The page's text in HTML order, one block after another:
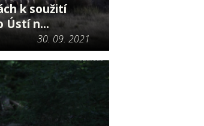
k soužití
Ústí n...
30. 09. 2021